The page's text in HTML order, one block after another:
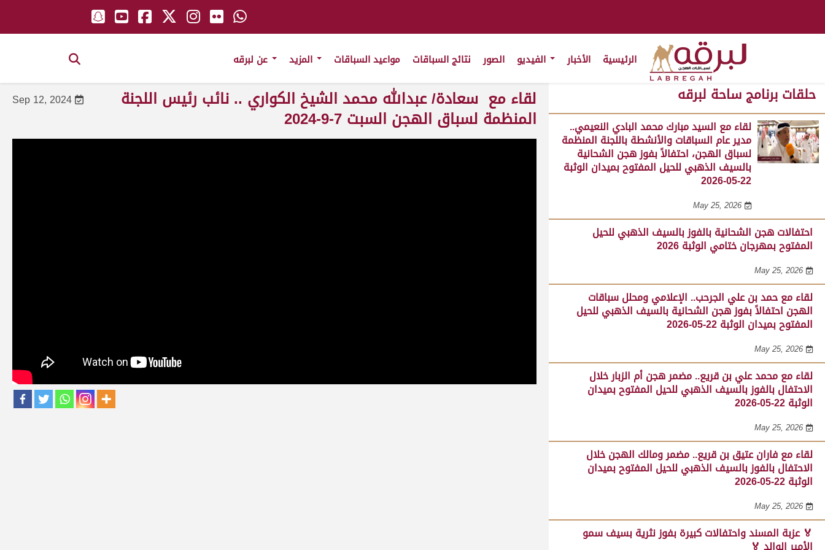
الرئيسية الأخبار الصور نتائج السباقات مواعيد السباقات
حلقات برنامج ساحة لبرقه
لقاء مع السيد مبارك محمد البادي النعيمي..
مدير عام السباقات والأنشطة باللجنة المنظمة
لسباق الهجن، احتفالاً بفوز هجن الشحانية
بالسيف الذهبي للحيل المفتوح بميدان الوثبة
22-05-2026
May 25, 2026
احتفالات هجن الشحانية بالفوز بالسيف الذهبي للحيل
المفتوح بمهرجان ختامي الوثبة 2026
May 25, 2026
لقاء مع حمد بن علي الجرحب.. الإعلامي ومحلل سباقات
الهجن احتفالاً بفوز هجن الشحانية بالسيف الذهبي للحيل
المفتوح بميدان الوثبة 22-05-2026
May 25, 2026
لقاء مع محمد علي بن قريع.. مضمر هجن أم الزبار خلال
الاحتفال بالفوز بالسيف الذهبي للحيل المفتوح بميدان
الوثبة 22-05-2026
May 25, 2026
لقاء مع فاران عتيق بن قريع.. مضمر ومالك الهجن خلال
الاحتفال بالفوز بالسيف الذهبي للحيل المفتوح بميدان
الوثبة 22-05-2026
May 25, 2026
🏅 عزبة المسند واحتفالات كبيرة بفوز نثرية بسيف سمو
Sep 12, 2024 لقاء مع سعادة/ عبدالله محمد الشيخ الكواري .. نائب رئيس اللجنة
المنظمة لسباق الهجن السبت 7-9-2024